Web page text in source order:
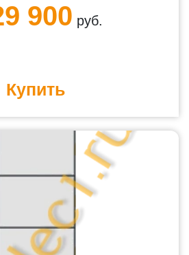
900 руб.
Купить